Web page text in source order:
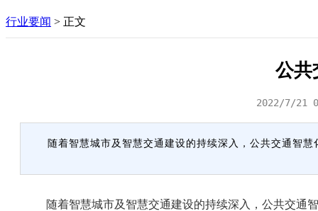
行业要闻 > 正文
公共
2022/7/21
随着智慧城市及智慧交通建设的持续深入，公共交通智
随着智慧城市及智慧交通建设的持续深入，公共交通智